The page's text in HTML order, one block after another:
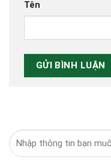
Tên
Tìm
kiếm: